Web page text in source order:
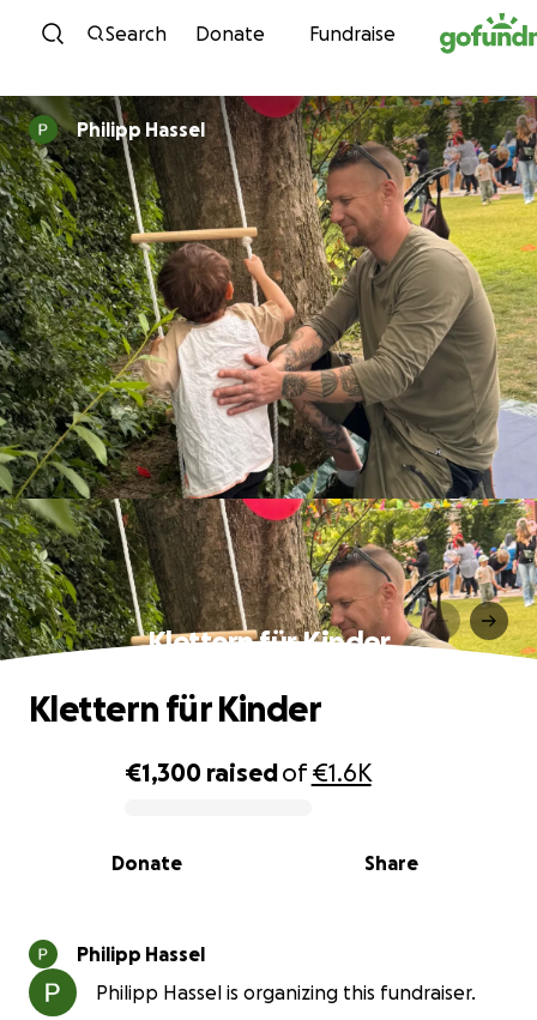
Skip to content
Search Donate Fundraise
Philipp Hassel
Klettern für Kinder
0% complete
€1,300 raisedof€1.6K
Share
Donate
Klettern für Kinder
Philipp Hassel
Philipp Hassel is organizing this fundraiser.